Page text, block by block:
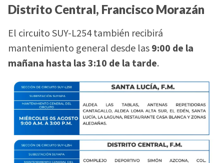
Distrito Central, Francisco Morazán
El circuito SUY-L254 también recibirá
mantenimiento general desde las9:00 de la
mañana hasta las 3:10 de la tarde.